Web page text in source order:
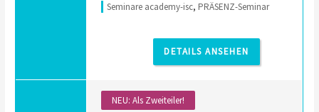
Seminare academy-isc, PRÄSENZ-Seminar
DETAILS ANSEHEN
NEU: Als Zweiteiler!